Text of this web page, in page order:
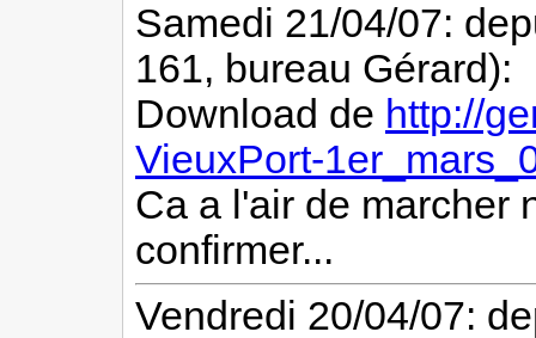
Samedi 21/04/07:
161, bureau Gérard):
Download de http://
VieuxPort-
Ca a l'air de marcher
confirmer...
Vendredi 20/04/07: